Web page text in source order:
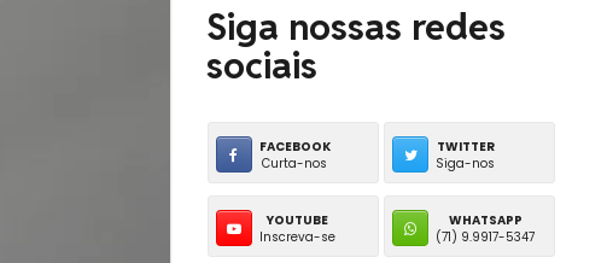
Siga nossas redes
sociais
FACEBOOK
Curta-nos
TWITTER
Siga-nos
YOUTUBE
Inscreva-se
WHATSAPP
(71) 9.9917-5347